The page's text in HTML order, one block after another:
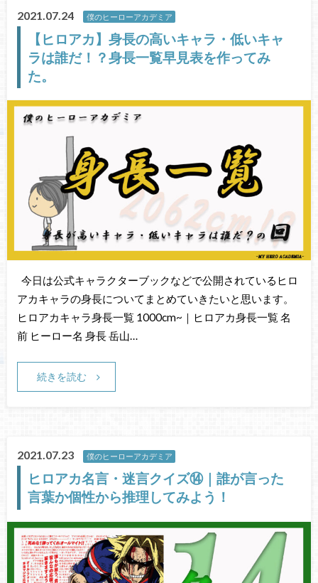
2021.07.24 僕のヒーローアカデミア
【ヒロアカ】身長の高いキャラ・低いキャ
ラは誰だ！？身長一覧早見表を作ってみ
た。
今日は公式キャラクターブックなどで公開されているヒロ
アカキャラの身長についてまとめていきたいと思います。
ヒロアカキャラ身長一覧 1000cm~｜ヒロアカ身長一覧 名
前 ヒーロー名 身長 岳山…
続きを読む
2021.07.23 僕のヒーローアカデミア
ヒロアカ名言・迷言クイズ⑭｜誰が言った
言葉か個性から推理してみよう！